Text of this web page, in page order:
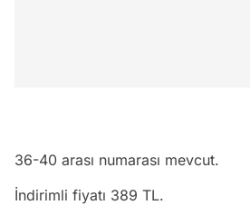
36-40 arası numarası mevcut.
İndirimli fiyatı 389 TL.